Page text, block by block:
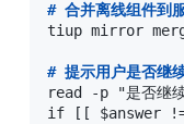
# 合并离线组件到
tiup mirror
# 提示用户是否继
read -p "是否继
if [[ $answer